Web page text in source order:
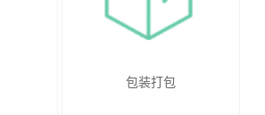
包装打包